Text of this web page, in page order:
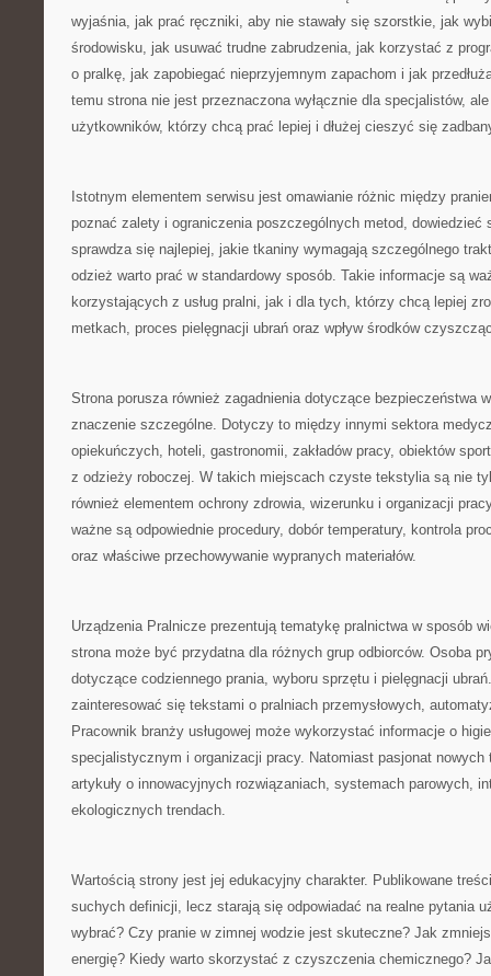
wyjaśnia, jak prać ręczniki, aby nie stawały się szorstkie, jak
środowisku, jak usuwać trudne zabrudzenia, jak korzystać z
o pralkę, jak zapobiegać nieprzyjemnym zapachom i jak
temu strona nie jest przeznaczona wyłącznie dla specjalistów,
użytkowników, którzy chcą prać lepiej i dłużej cieszyć się
Istotnym elementem serwisu jest omawianie różnic między
poznać zalety i ograniczenia poszczególnych metod, dowiedzieć
sprawdza się najlepiej, jakie tkaniny wymagają szczególnego
odzież warto prać w standardowy sposób. Takie informacje są
korzystających z usług pralni, jak i dla tych, którzy chcą lepiej
metkach, proces pielęgnacji ubrań oraz wpływ środków
Strona porusza również zagadnienia dotyczące bezpieczeństwa
znaczenie szczególne. Dotyczy to między innymi sektora
opiekuńczych, hoteli, gastronomii, zakładów pracy, obiektów
z odzieży roboczej. W takich miejscach czyste tekstylia są nie
również elementem ochrony zdrowia, wizerunku i organizacji
ważne są odpowiednie procedury, dobór temperatury, kontrola
oraz właściwe przechowywanie wypranych materiałów.
Urządzenia Pralnicze prezentują tematykę pralnictwa w sposób
strona może być przydatna dla różnych grup odbiorców. Osoba
dotyczące codziennego prania, wyboru sprzętu i pielęgnacji
zainteresować się tekstami o pralniach przemysłowych,
Pracownik branży usługowej może wykorzystać informacje o
specjalistycznym i organizacji pracy. Natomiast pasjonat nowych
artykuły o innowacyjnych rozwiązaniach, systemach parowych,
ekologicznych trendach.
Wartością strony jest jej edukacyjny charakter. Publikowane
suchych definicji, lecz starają się odpowiadać na realne pytania
wybrać? Czy pranie w zimnej wodzie jest skuteczne? Jak
energię? Kiedy warto skorzystać z czyszczenia chemicznego?